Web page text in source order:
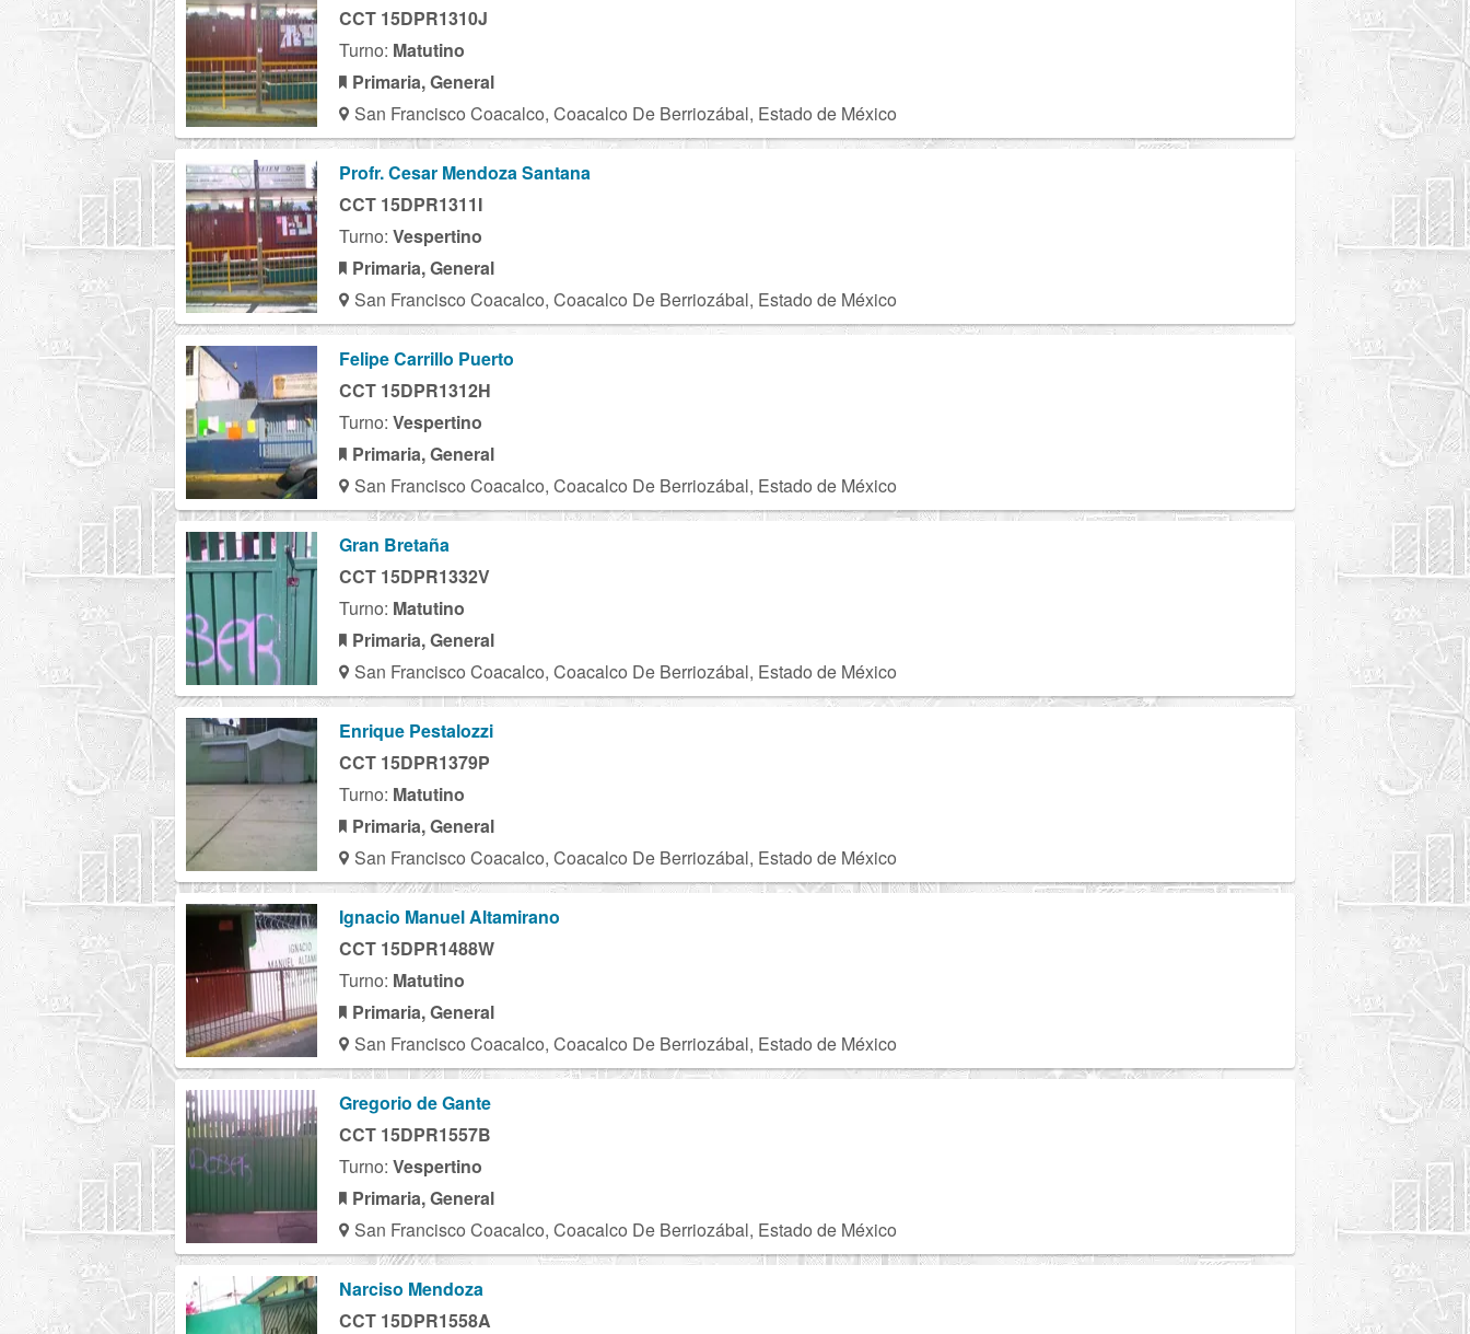
CCT 15DPR1310J
Turno: Matutino
Primaria, General
San Francisco Coacalco, Coacalco De Berriozábal, Estado de México
Profr. Cesar Mendoza Santana
CCT 15DPR1311I
Turno: Vespertino
Primaria, General
San Francisco Coacalco, Coacalco De Berriozábal, Estado de México
Felipe Carrillo Puerto
CCT 15DPR1312H
Turno: Vespertino
Primaria, General
San Francisco Coacalco, Coacalco De Berriozábal, Estado de México
Gran Bretaña
CCT 15DPR1332V
Turno: Matutino
Primaria, General
San Francisco Coacalco, Coacalco De Berriozábal, Estado de México
Enrique Pestalozzi
CCT 15DPR1379P
Turno: Matutino
Primaria, General
San Francisco Coacalco, Coacalco De Berriozábal, Estado de México
Ignacio Manuel Altamirano
CCT 15DPR1488W
Turno: Matutino
Primaria, General
San Francisco Coacalco, Coacalco De Berriozábal, Estado de México
Gregorio de Gante
CCT 15DPR1557B
Turno: Vespertino
Primaria, General
San Francisco Coacalco, Coacalco De Berriozábal, Estado de México
Narciso Mendoza
CCT 15DPR1558A